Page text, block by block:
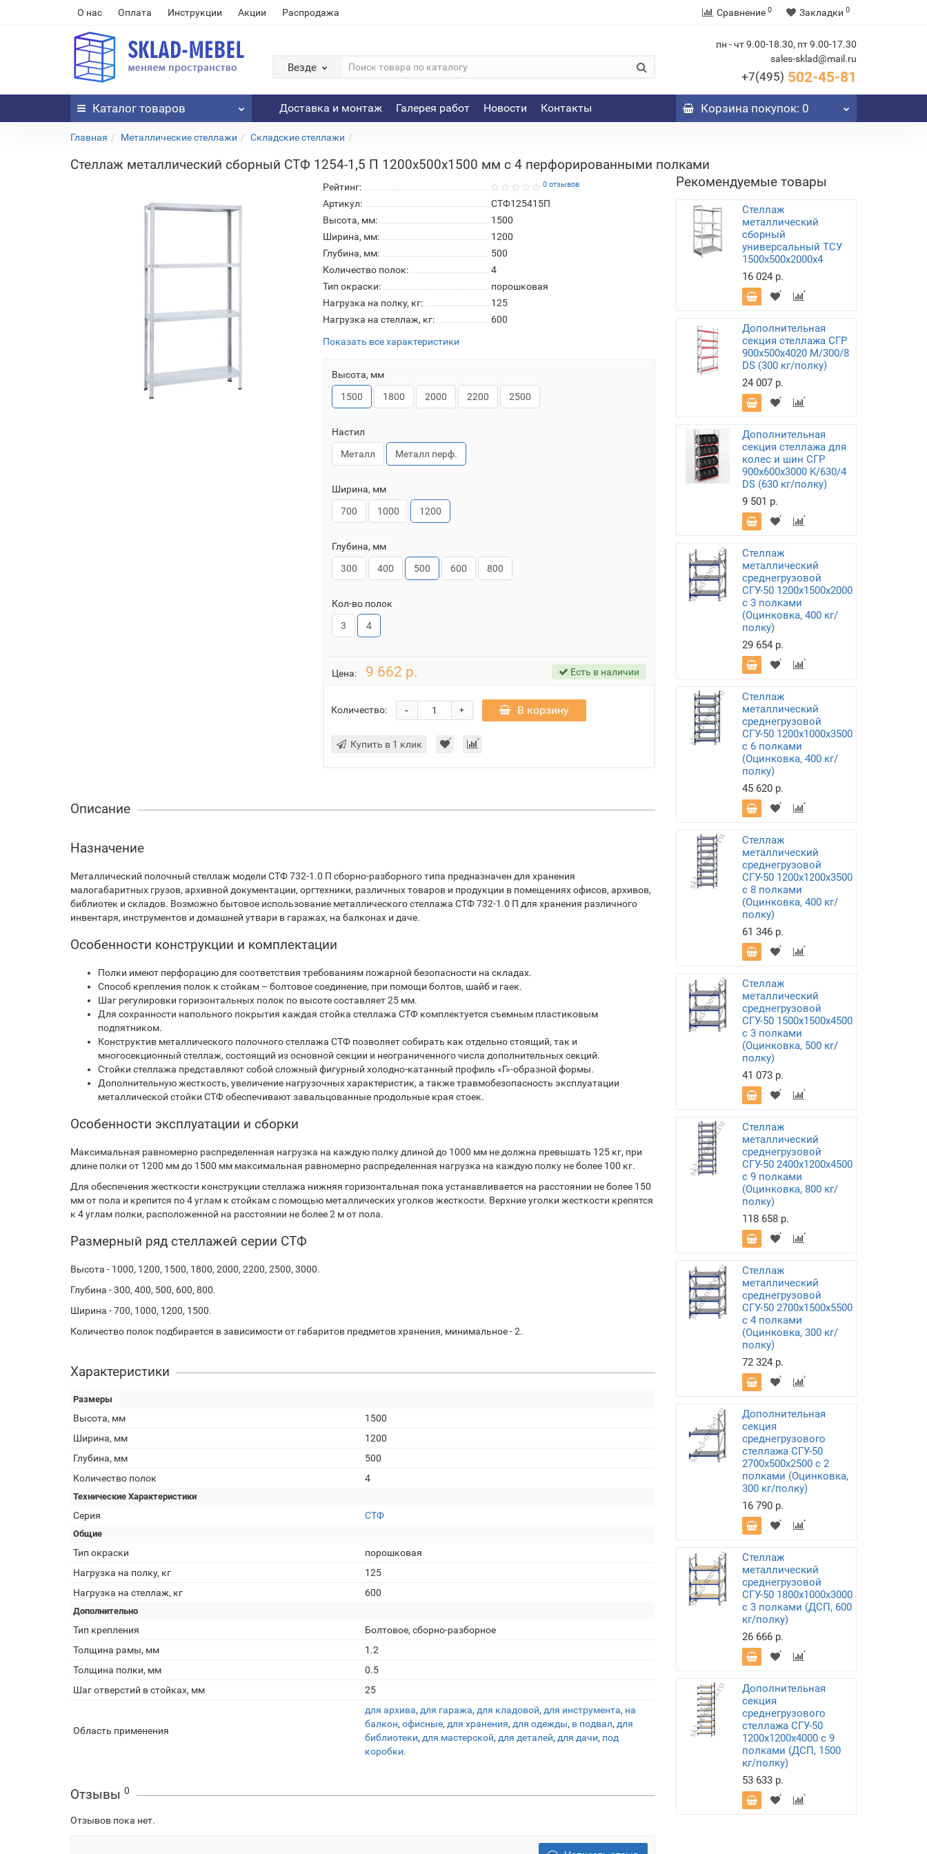
О нас Оплата Инструкции Акции Распродажа Сравнение 0 Закладки 0
Везде
пн - чт 9.00-18.30, пт 9.00-17.30
sales-sklad@mail.ru
+7(495) 502-45-81
Каталог товаров Доставка и монтаж Галерея работ Новости Контакты Корзинапокупок: 0
Главная Металлические стеллажи Складские стеллажи
Стеллаж металлический сборный СТФ 1254-1,5 П 1200х500х1500 мм с 4 перфорированными полками
Рейтинг: 0 отзывов
Артикул:
СТФ125415П
Высота, мм:
1500
Ширина, мм:
1200
Глубина, мм:
500
Количество полок:
4
Тип окраски:
порошковая
Нагрузка на полку, кг:
125
Нагрузка на стеллаж, кг:
600
Показать все характеристики
Высота, мм
1500
1800 2000 2200 2500
Настил
Металл
Металл перф.
Ширина, мм
700
1000 1200
Глубина, мм
300
400 500 600 800
Кол-во полок
3
4
Цена: 9 662 р. Есть в наличии
Количество: +
- В корзину
Купить в 1 клик
Описание
Назначение
Металлический полочный стеллаж модели СТФ 732-1.0 П сборно-разборного типа предназначен для хранения
малогабаритных грузов, архивной документации, оргтехники, различных товаров и продукции в помещениях офисов, архивов,
библиотек и складов. Возможно бытовое использование металлического стеллажа СТФ 732-1.0 П для хранения различного
инвентаря, инструментов и домашней утвари в гаражах, на балконах и даче.
Особенности конструкции и комплектации
Полки имеют перфорацию для соответствия требованиям пожарной безопасности на складах.
Способ крепления полок к стойкам – болтовое соединение, при помощи болтов, шайб и гаек.
Шаг регулировки горизонтальных полок по высоте составляет 25 мм.
Для сохранности напольного покрытия каждая стойка стеллажа СТФ комплектуется съемным пластиковым
подпятником.
Конструктив металлического полочного стеллажа СТФ позволяет собирать как отдельно стоящий, так и
многосекционный стеллаж, состоящий из основной секции и неограниченного числа дополнительных секций.
Стойки стеллажа представляют собой сложный фигурный холодно-катанный профиль «Г»-образной формы.
Дополнительную жесткость, увеличение нагрузочных характеристик, а также травмобезопасность эксплуатации
металлической стойки СТФ обеспечивают завальцованные продольные края стоек.
Особенности эксплуатации и сборки
Максимальная равномерно распределенная нагрузка на каждую полку длиной до 1000 мм не должна превышать 125 кг, при
длине полки от 1200 мм до 1500 мм максимальная равномерно распределенная нагрузка на каждую полку не более 100 кг.
Для обеспечения жесткости конструкции стеллажа нижняя горизонтальная пока устанавливается на расстоянии не более 150
мм от пола и крепится по 4 углам к стойкам с помощью металлических уголков жесткости. Верхние уголки жесткости крепятся
к 4 углам полки, расположенной на расстоянии не более 2 м от пола.
Размерный ряд стеллажей серии СТФ
Высота - 1000, 1200, 1500, 1800, 2000, 2200, 2500, 3000.
Глубина - 300, 400, 500, 600, 800.
Ширина - 700, 1000, 1200, 1500.
Количество полок подбирается в зависимости от габаритов предметов хранения, минимальное - 2.
Характеристики
Размеры
Высота, мм
1500
Ширина, мм
1200
Глубина, мм
500
Количество полок
4
Технические Характеристики
Серия СТФ
Общие
Тип окраски
порошковая
Нагрузка на полку, кг
125
Нагрузка на стеллаж, кг
600
Дополнительно
Тип крепления
Болтовое, сборно-разборное
Толщина рамы, мм
1.2
Толщина полки, мм
0.5
Шаг отверстий в стойках, мм
25
Область применения
для архива, для гаража, для кладовой, для инструмента, на
балкон, офисные, для хранения, для одежды, в подвал, для
библиотеки, для мастерской, для деталей, для дачи, под
коробки.
Отзывы 0
Отзывов пока нет.
Рекомендуемые товары
Стеллаж
металлический
сборный
универсальный ТСУ
1500х500х2000х4
16 024 р.
Дополнительная
секция стеллажа СГР
900х500х4020 M/300/8
DS (300 кг/полку)
24 007 р.
Дополнительная
секция стеллажа для
колес и шин СГР
900х600х3000 K/630/4
DS (630 кг/полку)
9 501 р.
Стеллаж
металлический
среднегрузовой
СГУ-50 1200х1500х2000
с 3 полками
(Оцинковка, 400 кг/
полку)
29 654 р.
Стеллаж
металлический
среднегрузовой
СГУ-50 1200х1000х3500
с 6 полками
(Оцинковка, 400 кг/
полку)
45 620 р.
Стеллаж
металлический
среднегрузовой
СГУ-50 1200х1200х3500
с 8 полками
(Оцинковка, 400 кг/
полку)
61 346 р.
Стеллаж
металлический
среднегрузовой
СГУ-50 1500х1500х4500
с 3 полками
(Оцинковка, 500 кг/
полку)
41 073 р.
Стеллаж
металлический
среднегрузовой
СГУ-50 2400х1200х4500
с 9 полками
(Оцинковка, 800 кг/
полку)
118 658 р.
Стеллаж
металлический
среднегрузовой
СГУ-50 2700х1500х5500
с 4 полками
(Оцинковка, 300 кг/
полку)
72 324 р.
Дополнительная
секция
среднегрузового
стеллажа СГУ-50
2700х500х2500 с 2
полками (Оцинковка,
300 кг/полку)
16 790 р.
Стеллаж
металлический
среднегрузовой
СГУ-50 1800х1000х3000
с 3 полками (ДСП, 600
кг/полку)
26 666 р.
Дополнительная
секция
среднегрузового
стеллажа СГУ-50
1200х1200х4000 с 9
полками (ДСП, 1500
кг/полку)
53 633 р.